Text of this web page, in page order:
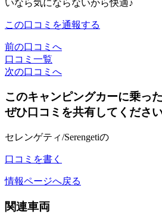
いなら気にならないから快適♪
この口コミを通報する
前の口コミへ
口コミ一覧
次の口コミへ
このキャンピングカーに乗っ
ぜひ口コミを共有してください
セレンゲティ/Serengetiの
口コミを書く
情報ページへ戻る
関連車両